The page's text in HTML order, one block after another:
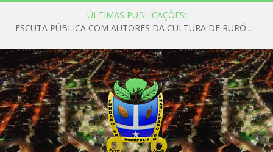
ÚLTIMAS PUBLICAÇÕES:
ESCUTA PÚBLICA COM AUTORES DA CULTURA DE RURÓPOLIS